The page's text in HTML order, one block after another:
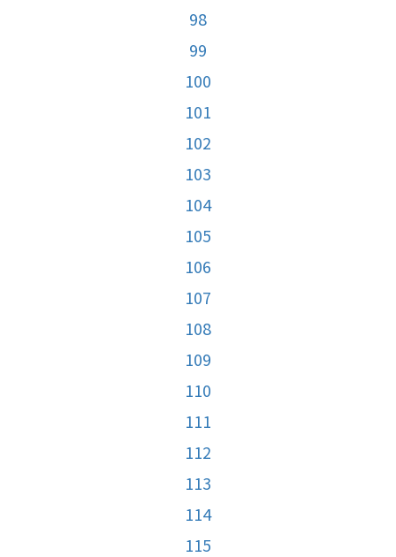
98
99
100
101
102
103
104
105
106
107
108
109
110
111
112
113
114
115